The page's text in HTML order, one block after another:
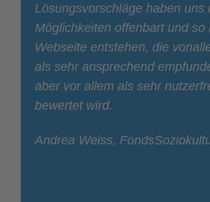
Lösungsvorschläge haben uns
Möglichkeiten offenbart und so
Webseite entstehen, die von
als sehr ansprechend
aber vor allem als sehr
bewertet wird.
Andrea Weiss,